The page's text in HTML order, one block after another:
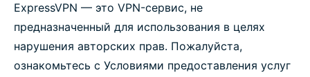
ExpressVPN — это VPN-сервис, не
предназначенный для использования в целях
нарушения авторских прав. Пожалуйста,
ознакомьтесь с Условиями предоставления услуг